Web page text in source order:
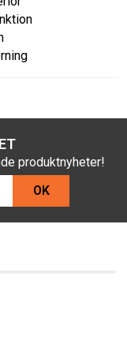
produktnyheter!
OK